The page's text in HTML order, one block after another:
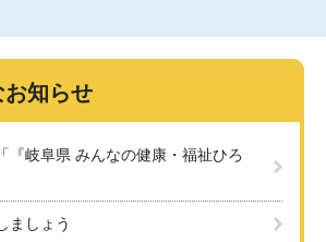
お知らせ
『岐阜県 みんなの健康・福祉ひろ
ましょう